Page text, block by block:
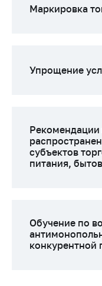
Маркировка
Упрощение
субъектов
питания,
Обучение по
конкурентной